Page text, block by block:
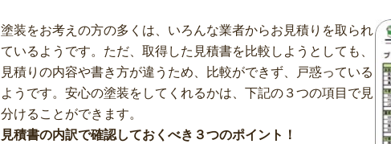
塗装をお考えの方の多くは、いろんな業者からお見積りを取られ
ているようです。ただ、取得した見積書を比較しようとしても、
見積りの内容や書き方が違うため、比較ができず、戸惑っている
ようです。安心の塗装をしてくれるかは、下記の３つの項目で見
分けることができます。
見積書の内訳で確認しておくべき３つのポイント！